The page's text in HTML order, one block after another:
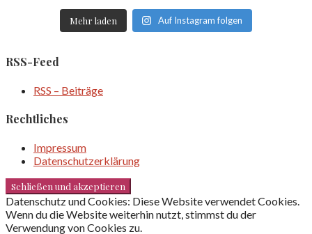
Mehr laden Auf Instagram folgen
RSS-Feed
RSS – Beiträge
Rechtliches
Impressum
Datenschutzerklärung
Datenschutz und Cookies: Diese Website verwendet Cookies.
Wenn du die Website weiterhin nutzt, stimmst du der
Verwendung von Cookies zu.